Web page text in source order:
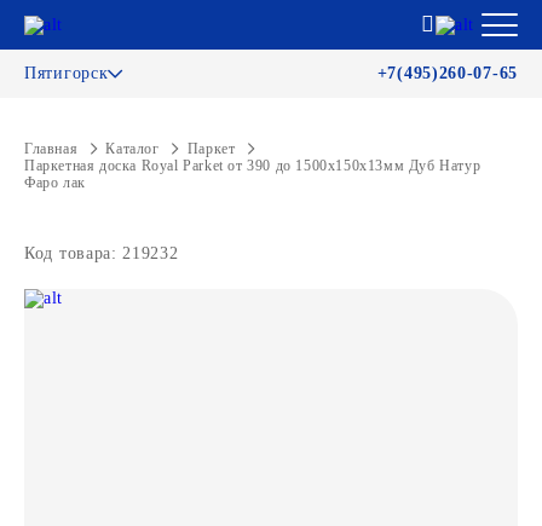
Пятигорск +7(495)260-07-65
Главная Каталог
Паркет
Паркетная доска Royal Parket от 390 до 1500х150х13мм Дуб Натур
Фаро лак
Код товара: 219232